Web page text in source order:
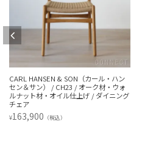
CARL HANSEN & SON（カール・ハン
セン＆サン） / CH22 / ウォルナット
材・オイル仕上げ / ラウンジチェア
¥607,200